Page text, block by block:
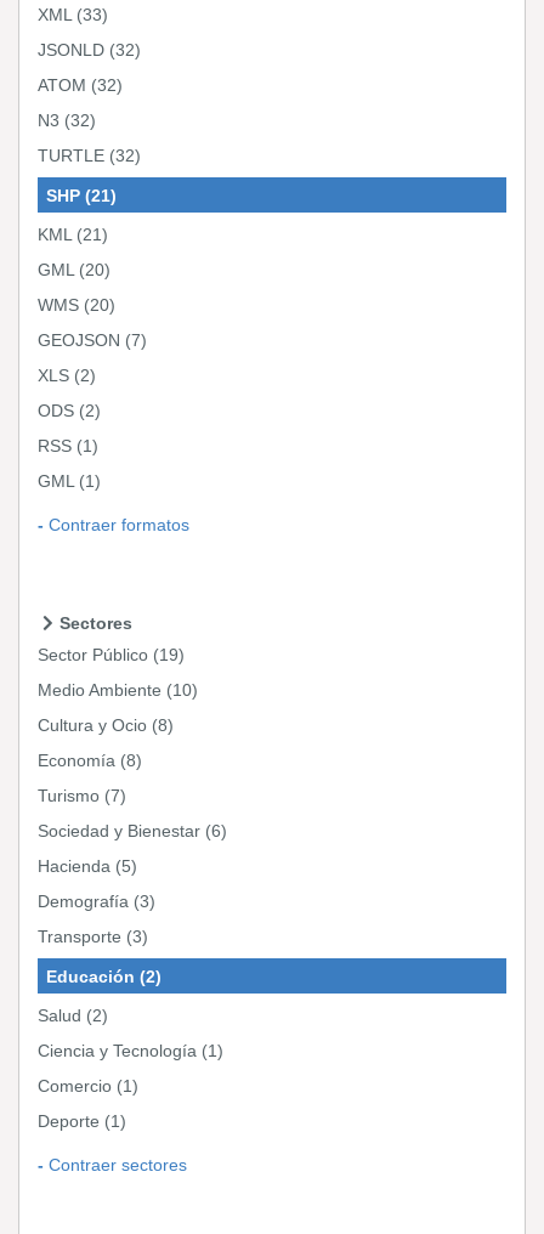
XML (33)
JSONLD (32)
ATOM (32)
N3 (32)
TURTLE (32)
SHP (21)
KML (21)
GML (20)
WMS (20)
GEOJSON (7)
XLS (2)
ODS (2)
RSS (1)
GML (1)
Contraer formatos
Sectores
Sector Público (19)
Medio Ambiente (10)
Cultura y Ocio (8)
Economía (8)
Turismo (7)
Sociedad y Bienestar (6)
Hacienda (5)
Demografía (3)
Transporte (3)
Educación (2)
Salud (2)
Ciencia y Tecnología (1)
Comercio (1)
Deporte (1)
Contraer sectores